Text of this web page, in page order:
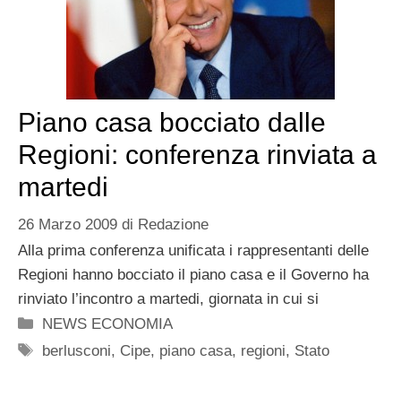
Piano casa bocciato dalle
Regioni: conferenza rinviata a
martedi
26 Marzo 2009 di Redazione
Alla prima conferenza unificata i rappresentanti delle
Regioni hanno bocciato il piano casa e il Governo ha
rinviato l’incontro a martedi, giornata in cui si
Categorie
NEWS ECONOMIA
Tag
berlusconi, Cipe, piano casa, regioni, Stato